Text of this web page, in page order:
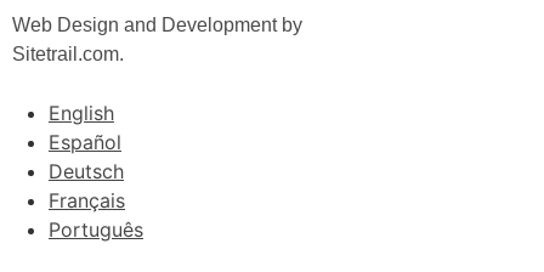
Web Design and Development by
Sitetrail.com.
English
Español
Deutsch
Français
Português